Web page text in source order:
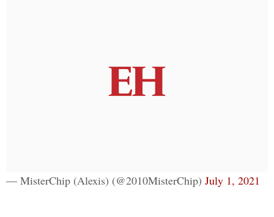
— MisterChip (Alexis) (@2010MisterChip) July 1, 2021